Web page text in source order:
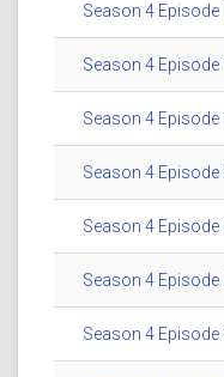
Season 4
Season 4
Season 4
Season 4
Season 4 Episode
Season 4
Season 4